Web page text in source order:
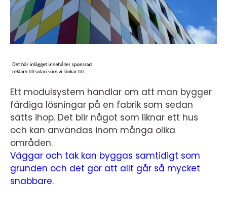
Ett modulsystem handlar om att man bygger
färdiga lösningar på en fabrik som sedan
sätts ihop. Det blir något som liknar ett hus
och kan användas inom många olika
områden.
Väggar och tak kan byggas samtidigt som
grunden och det gör att allt går så mycket
snabbare.